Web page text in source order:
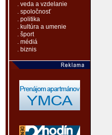
. veda a vzdelanie
. spoločnosť
. politika
. kultúra a umenie
. šport
. médiá
. biznis